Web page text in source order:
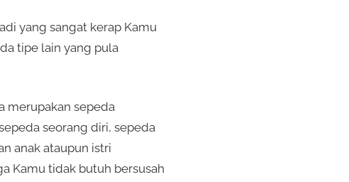
yang sangat kerap Kamu
tipe lain yang pula
merupakan sepeda
seorang diri, sepeda
anak ataupun istri
Kamu tidak butuh bersusah